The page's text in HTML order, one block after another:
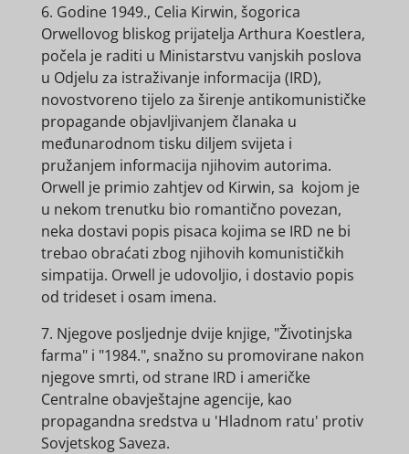
6. Godine 1949., Celia Kirwin, šogorica
Orwellovog bliskog prijatelja Arthura Koestlera,
počela je raditi u Ministarstvu vanjskih poslova
u Odjelu za istraživanje informacija (IRD),
novostvoreno tijelo za širenje antikomunističke
propagande objavljivanjem članaka u
međunarodnom tisku diljem svijeta i
pružanjem informacija njihovim autorima.
Orwell je primio zahtjev od Kirwin, sa kojom je
u nekom trenutku bio romantično povezan,
neka dostavi popis pisaca kojima se IRD ne bi
trebao obraćati zbog njihovih komunističkih
simpatija. Orwell je udovoljio, i dostavio popis
od trideset i osam imena.
7. Njegove posljednje dvije knjige, "Životinjska
farma" i "1984.", snažno su promovirane nakon
njegove smrti, od strane IRD i američke
Centralne obavještajne agencije, kao
propagandna sredstva u 'Hladnom ratu' protiv
Sovjetskog Saveza.